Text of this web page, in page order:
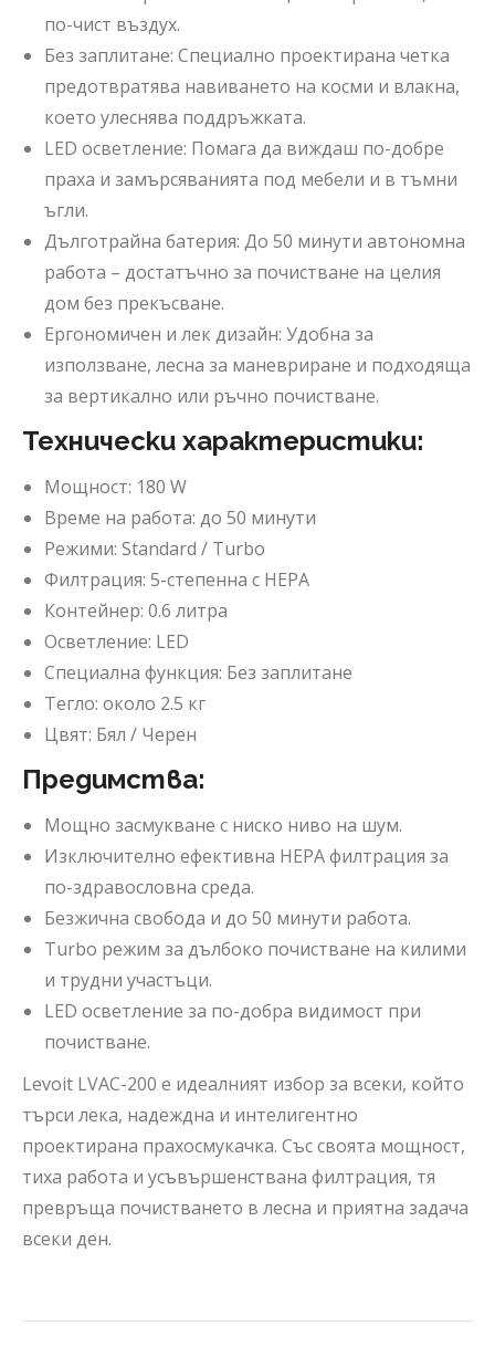
по-чист въздух.
Без заплитане: Специално проектирана четка
предотвратява навиването на косми и влакна,
което улеснява поддръжката.
LED осветление: Помага да виждаш по-добре
праха и замърсяванията под мебели и в тъмни
ъгли.
Дълготрайна батерия: До 50 минути автономна
работа – достатъчно за почистване на целия
дом без прекъсване.
Ергономичен и лек дизайн: Удобна за
използване, лесна за маневриране и подходяща
за вертикално или ръчно почистване.
Технически характеристики:
Мощност: 180 W
Време на работа: до 50 минути
Режими: Standard / Turbo
Филтрация: 5-степенна с HEPA
Контейнер: 0.6 литра
Осветление: LED
Специална функция: Без заплитане
Тегло: около 2.5 кг
Цвят: Бял / Черен
Предимства:
Мощно засмукване с ниско ниво на шум.
Изключително ефективна HEPA филтрация за
по-здравословна среда.
Безжична свобода и до 50 минути работа.
Turbo режим за дълбоко почистване на килими
и трудни участъци.
LED осветление за по-добра видимост при
почистване.
Levoit LVAC-200 е идеалният избор за всеки, който
търси лека, надеждна и интелигентно
проектирана прахосмукачка. Със своята мощност,
тиха работа и усъвършенствана филтрация, тя
превръща почистването в лесна и приятна задача
всеки ден.